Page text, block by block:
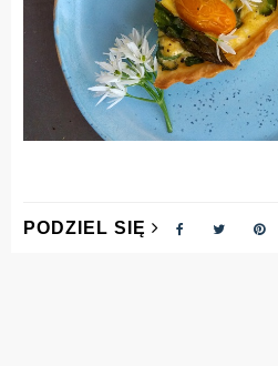
PODZIEL SIĘ